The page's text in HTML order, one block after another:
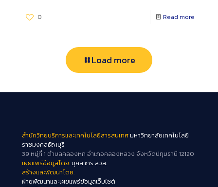
0 Read more
Load more
สำนักวิทยบริการและเทคโนโลยีสารสนเทศมหาวิทยาลัยเทคโนโลยี
ราชมงคลธัญบุรี
39 หมู่ที่ 1 ตำบลคลองหก อำเภอคลองหลวง จังหวัดปทุมธานี 12120
เผยแพร่ข้อมูลโดย.บุคลากร สวส.
สร้างและพัฒนาโดย.
ฝ่ายพัฒนาและเผยแพร่ข้อมูลเว็บไซต์